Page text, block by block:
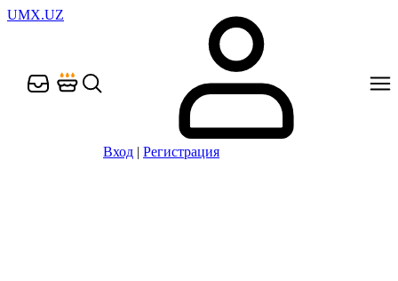
UMX.UZ
Вход | Регистрация